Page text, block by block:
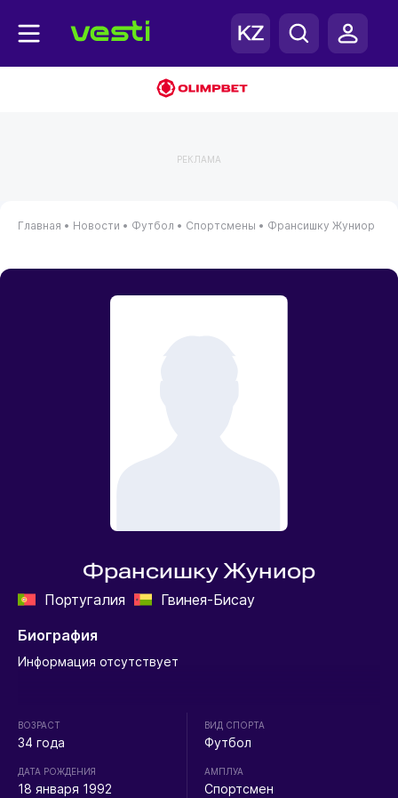
РЕКЛАМА
Главная • Новости • Футбол • Спортсмены • Франсишку Жуниор
Франсишку Жуниор
Португалия
Гвинея-Бисау
Биография
Информация отсутствует
ВОЗРАСТ
34 года
ДАТА РОЖДЕНИЯ
18 января 1992
ВИД СПОРТА
Футбол
АМПЛУА
Спортсмен